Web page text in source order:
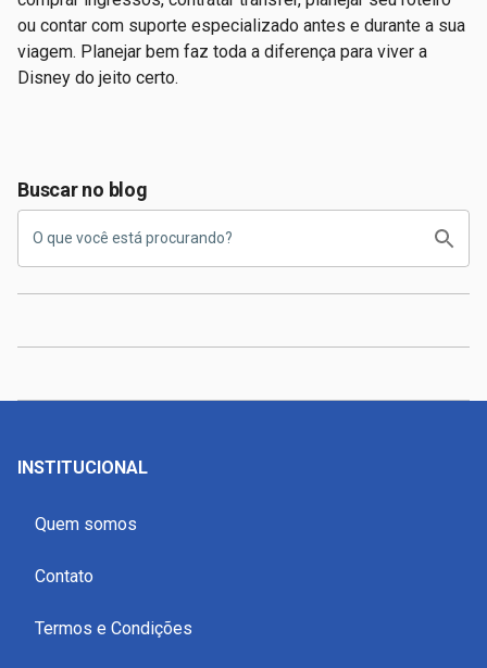
ou contar com suporte especializado antes e durante a sua
viagem. Planejar bem faz toda a diferença para viver a
Disney do jeito certo.
Buscar no blog
INSTITUCIONAL
Quem somos
Contato
Termos e Condições